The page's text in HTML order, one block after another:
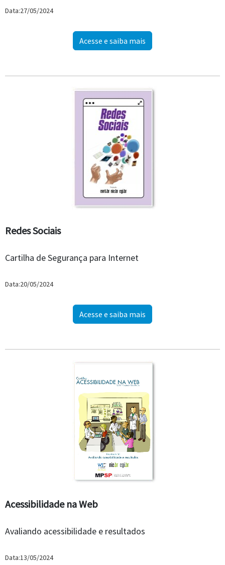
Data:27/05/2024
Acesse e saiba mais
Redes Sociais
Cartilha de Segurança para Internet
Data:20/05/2024
Acesse e saiba mais
Acessibilidade na Web
Avaliando acessibilidade e resultados
Data:13/05/2024